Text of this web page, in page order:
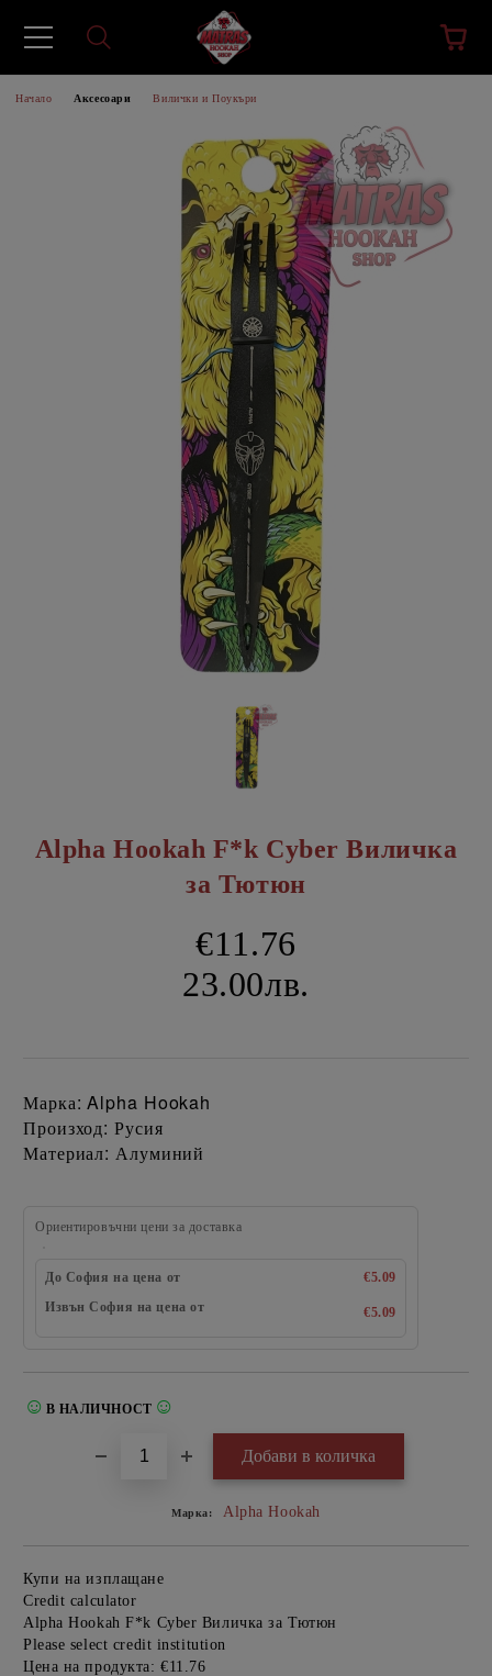
Начало Аксесоари Вилички и Поукъри
Alpha Hookah F*k Cyber Виличка
за Тютюн
€11.76
23.00лв.
Марка: Alpha Hookah
Произход: Русия
Материал: Алуминий
Ориентировъчни цени за доставка
До София на цена от
€5.09
Извън София на цена от
€5.09
☺ В НАЛИЧНОСТ ☺
Марка: Alpha Hookah
Купи на изплащане
Credit calculator
Alpha Hookah F*k Cyber Виличка за Тютюн
Please select credit institution
Цена на продукта: €11.76